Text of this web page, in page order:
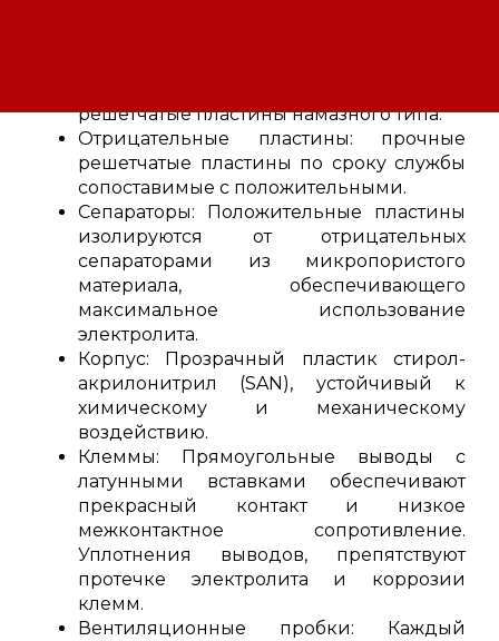
решетчатые пластины намазного типа.
Отрицательные пластины: прочные
решетчатые пластины по сроку службы
сопоставимые с положительными.
Сепараторы: Положительные пластины
изолируются от отрицательных
сепараторами из микропористого
материала, обеспечивающего
максимальное использование
электролита.
Корпус: Прозрачный пластик стирол-
акрилонитрил (SAN), устойчивый к
химическому и механическому
воздействию.
Клеммы: Прямоугольные выводы с
латунными вставками обеспечивают
прекрасный контакт и низкое
межконтактное сопротивление.
Уплотнения выводов, препятствуют
протечке электролита и коррозии
клемм.
Вентиляционные пробки: Каждый